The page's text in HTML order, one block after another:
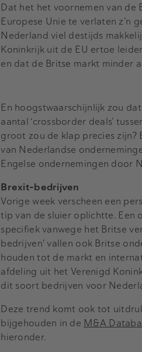
Dat het het voornemen van de
Europese Unie te verlaten z’n
Nederland viel destijds
Koninkrijk uit de EU ertoe
en dat de Britse markt minder
En hoogstwaarschijnlijk zou
aantal ‘crossborder deals’
groot zou de klap precies zijn?
van Nederlandse
Engelse ondernemingen door
Brexit-bedrijven
Vorige week verscheen een
tip van de sluier oplichtte. Een
specifiek vanwege het Britse
bedrijven' vallen ook Britse
houden tot de markt en
afdeling uit het Verenigd
dit soort bedrijven voor
Deze trend komt ook tot
bijgehouden in de M&A
hieronder.